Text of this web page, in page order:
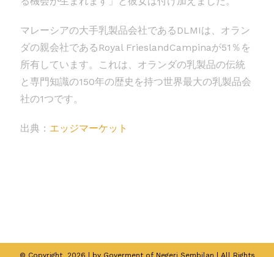
マレーシアの大手乳製品会社であるDLMIは、オラン
ダの親会社であるRoyal FrieslandCampinaが51％を
所有しています。これは、オランダの乳製品の伝統
と専門知識の150年の歴史を持つ世界最大の乳製品会
社の1つです。
出典： エッジマーケット
© Copyright 2026 | by Goverment of Negeri Sembilan | All Rights